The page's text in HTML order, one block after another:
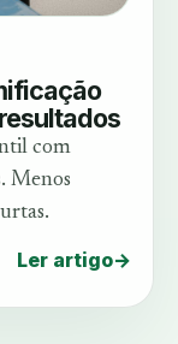
com
Menos
Ler artigo→